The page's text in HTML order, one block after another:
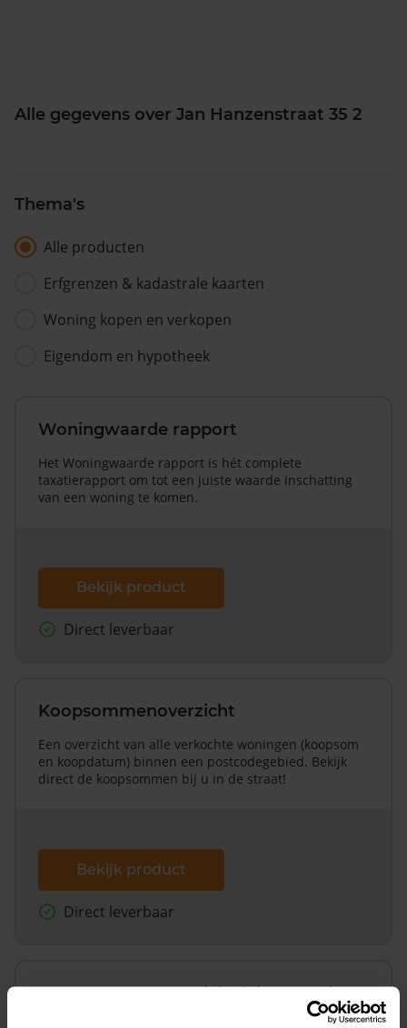
Alle gegevens over Jan Hanzenstraat 35 2
Thema's
Alle producten
Erfgrenzen & kadastrale kaarten
Woning kopen en verkopen
Eigendom en hypotheek
Woningwaarde rapport
Het Woningwaarde rapport is hét complete
taxatierapport om tot een juiste waarde inschatting
van een woning te komen.
Bekijk product
Direct leverbaar
Koopsommenoverzicht
Een overzicht van alle verkochte woningen (koopsom
en koopdatum) binnen een postcodegebied. Bekijk
direct de koopsommen bij u in de straat!
Bekijk product
Direct leverbaar
Koopsommenoverzicht (1 jaar gratis